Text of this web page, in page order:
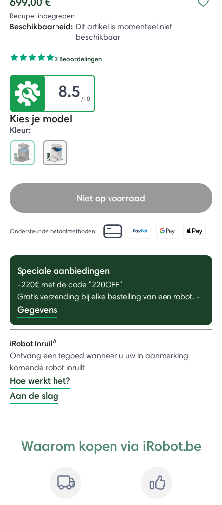
Recupel inbegrepen
Beschikbaarheid: Dit artikel is momenteel niet
beschikbaar
2 Beoordelingen
8.5 /10
Kies je model
Kleur:
Niet op voorraad
Ondersteunde betaalmethoden:
Speciale aanbiedingen
-220€ met de code "220OFF"
Gratis verzending bij elke bestelling van een robot. -
Gegevens
iRobot InruilΔ
Ontvang een tegoed wanneer u uw in aanmerking
komende robot inruilt
Hoe werkt het?
Aan de slag
Waarom kopen via iRobot.be